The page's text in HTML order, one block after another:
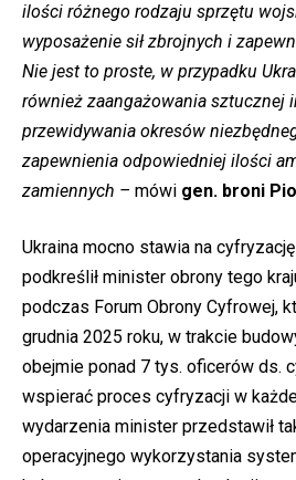
ilości różnego rodzaju sprzętu
wyposażenie sił zbrojnych i
Nie jest to proste, w przypadku
również zaangażowania sztucznej
przewidywania okresów
zapewnienia odpowiedniej ilości
zamiennych – mówi gen. broni
Ukraina mocno stawia na
podkreślił minister obrony tego
podczas Forum Obrony Cyfrowej,
grudnia 2025 roku, w trakcie
obejmie ponad 7 tys. oficerów ds.
wspierać proces cyfryzacji w
wydarzenia minister przedstawił
operacyjnego wykorzystania